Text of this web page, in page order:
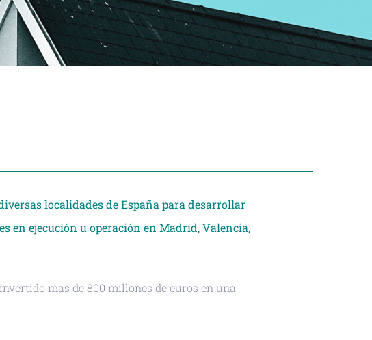
localidades de España para desarrollar
en ejecución u operación en Madrid, Valencia,
mas de 800 millones de euros en una